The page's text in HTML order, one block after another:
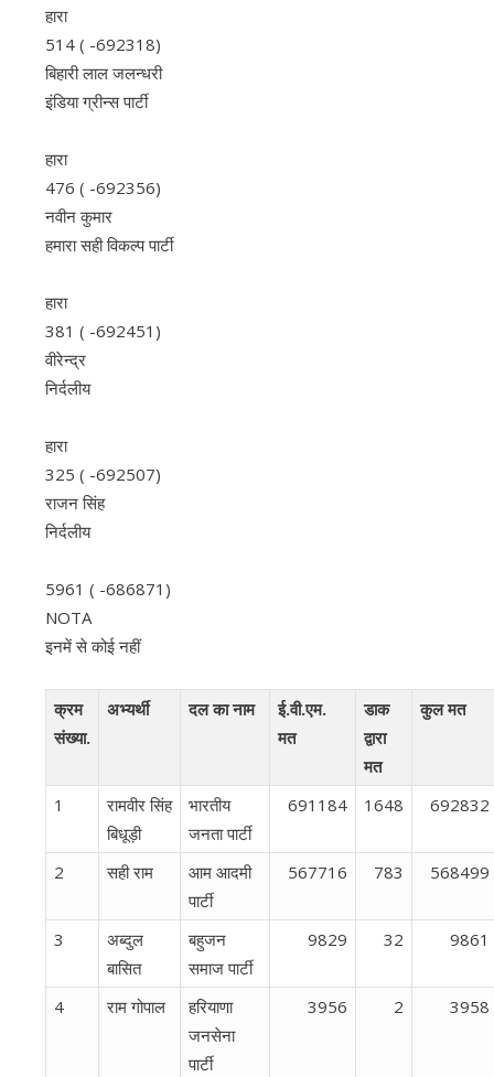
हारा
514 ( -692318)
बिहारी लाल जलन्धरी
इंडिया ग्रीन्स पार्टी
हारा
476 ( -692356)
नवीन कुमार
हमारा सही विकल्प पार्टी
हारा
381 ( -692451)
वीरेन्द्र
निर्दलीय
हारा
325 ( -692507)
राजन सिंह
निर्दलीय
5961 ( -686871)
NOTA
इनमें से कोई नहीं
क्रम
संख्या.
अभ्यर्थी दल का नाम
ई.वी.एम.
मत
डाक
द्वारा
मत
कुल मत
1
रामवीर सिंह
बिधूड़ी
भारतीय
जनता पार्टी
691184 1648 692832
2 सही राम
आम आदमी
पार्टी
567716 783 568499
3
अब्दुल
बासित
बहुजन
समाज पार्टी
9829 32 9861
4 राम गोपाल
हरियाणा
जनसेना
पार्टी
3956 2 3958